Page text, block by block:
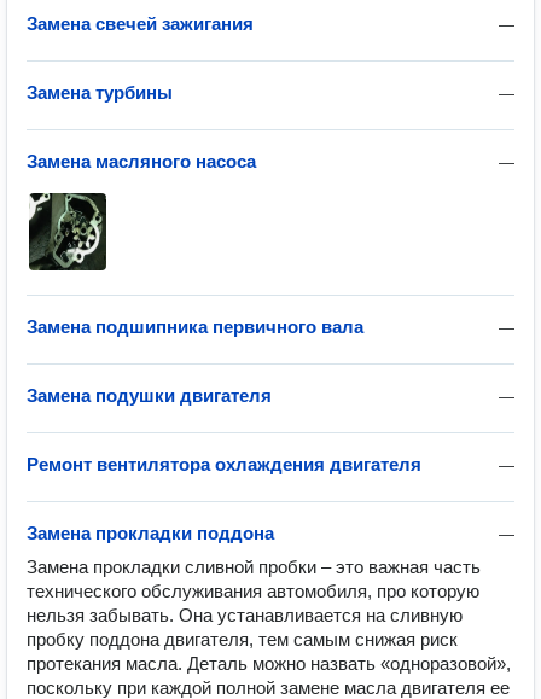
—
Замена свечей зажигания
—
Замена турбины
—
Замена масляного насоса
—
Замена подшипника первичного вала
—
Замена подушки двигателя
—
Ремонт вентилятора охлаждения двигателя
—
Замена прокладки поддона
Замена прокладки сливной пробки – это важная часть
технического обслуживания автомобиля, про которую
нельзя забывать. Она устанавливается на сливную
пробку поддона двигателя, тем самым снижая риск
протекания масла. Деталь можно назвать «одноразовой»,
поскольку при каждой полной замене масла двигателя ее